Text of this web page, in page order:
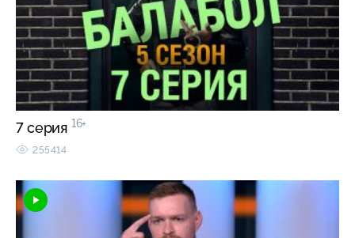
7 серия 16+
255414